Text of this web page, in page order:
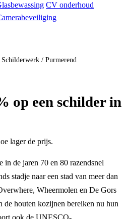
CV onderhoud
Schilderwerk / Purmerend
op een schilder in
lager de prijs.
in de jaren 70 en 80 razendsnel
stadje naar een stad van meer dan
Wheermolen en De Gors
houten kozijnen bereiken nu hun
ook de UNESCO-